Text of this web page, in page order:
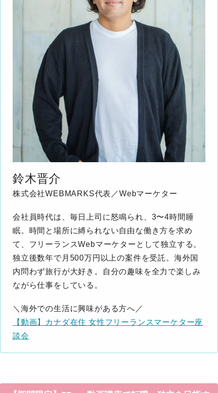
鈴木晋介
株式会社WEBMARKS代表／Webマーケター
会社員時代は、毎日上司に怒鳴られ、3〜4時間睡
眠。時間と場所に縛られない自由な働き方を求め
て、フリーランスWebマーケターとして独立する。
独立後数年で月500万円以上の案件を受託。海外国
内問わず旅行が大好き。自分の趣味を全力で楽しみ
ながら仕事をしている。
＼海外での生活に興味がある方へ／
【動画】カナダ在住 女性フリーランスマーケター座
談会